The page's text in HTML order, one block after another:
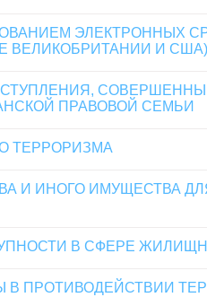
ЭЛЕКТРОННЫХ
ВЕЛИКОБРИТАНИИ И США)
ПРАВОВОЙ СЕМЬИ
ТЕРРОРИЗМА
И ИНОГО ИМУЩЕСТВА
В СФЕРЕ
В ПРОТИВОДЕЙСТВИИ